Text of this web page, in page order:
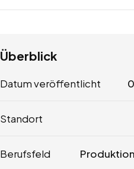
Überblick
Datum veröffentlicht
Standort
Berufsfeld